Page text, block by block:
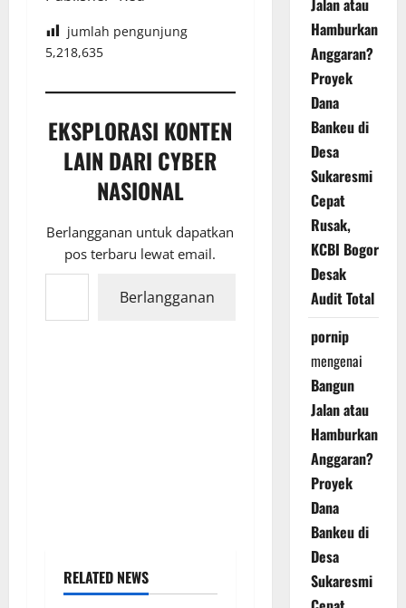
jumlah pengunjung
5,218,635
EKSPLORASI KONTEN
LAIN DARI CYBER
NASIONAL
Berlangganan untuk dapatkan
pos terbaru lewat email.
Ketikkan email Anda...
Berlangganan
RELATED NEWS
Jalan atau
Hamburkan
Anggaran?
Proyek
Dana
Bankeu di
Desa
Sukaresmi
Cepat
Rusak,
KCBI Bogor
Desak
Audit Total
pornip
mengenai
Bangun
Jalan atau
Hamburkan
Anggaran?
Proyek
Dana
Bankeu di
Desa
Sukaresmi